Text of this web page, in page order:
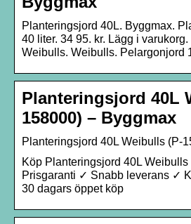
Planteringsjord 40L. Byggmax.
40 liter. 34 95. kr. Lägg i
Weibulls. Weibulls. Pelargonjord
Planteringsjord 40L
158000) – Byggmax
Planteringsjord 40L Weibulls (P-
Köp Planteringsjord 40L
Prisgaranti ✓ Snabb leverans ✓
30 dagars öppet köp